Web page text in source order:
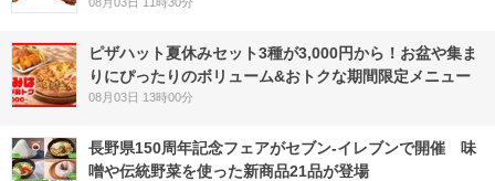
ピザハット夏休みセット3種が3,000円から！お盆や集ま
りにぴったりのボリューム&おトクな期間限定メニュー
08月03日 13時00分
長野県150周年記念フェアがセブン-イレブンで開催 味
噌や伝統野菜を使った新商品21品が登場